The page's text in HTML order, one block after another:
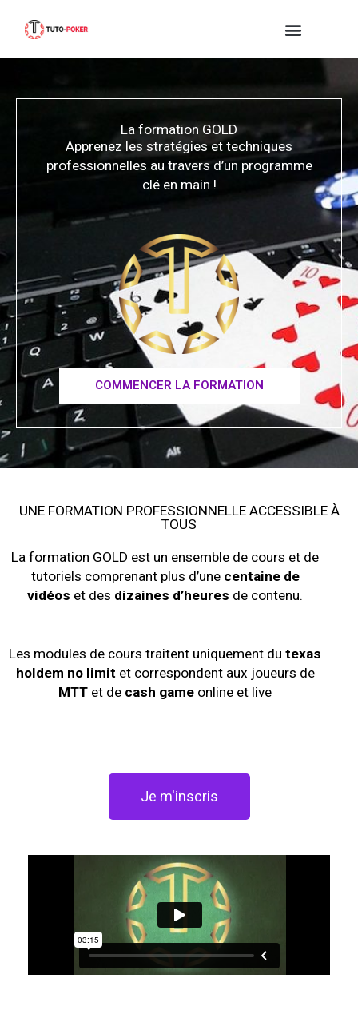
La formation GOLD
Apprenez les stratégies et techniques
professionnelles au travers d’un programme
clé en main !
COMMENCER LA FORMATION
UNE FORMATION PROFESSIONNELLE ACCESSIBLE À
TOUS
La formation GOLD est un ensemble de cours et de
tutoriels comprenant plus d’une centaine de
vidéos et des dizaines d’heures de contenu.
Les modules de cours traitent uniquement du texas
holdem no limitet correspondent aux joueurs de
MTT et de cash game online et live
Je m'inscris